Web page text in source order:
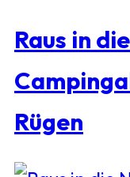
Raus in
Rügen